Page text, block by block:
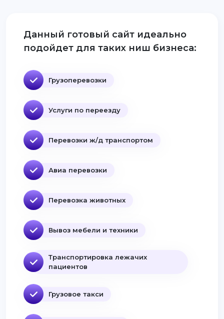
Данный готовый сайт идеально
подойдет для таких ниш бизнеса:
Грузоперевозки
Услуги по переезду
Перевозки ж/д транспортом
Авиа перевозки
Перевозка животных
Вывоз мебели и техники
Транспортировка лежачих
пациентов
Грузовое такси